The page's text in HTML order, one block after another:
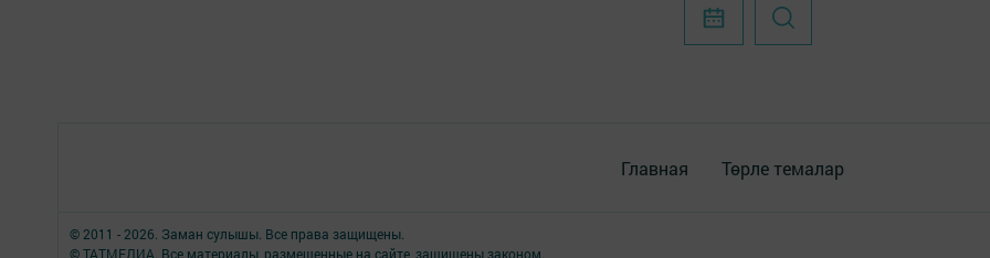
Главная Төрле темалар
© 2011 - 2026. Заман сулышы. Все права защищены.
© ТАТМЕДИА. Все материалы, размещенные на сайте, защищены законом.